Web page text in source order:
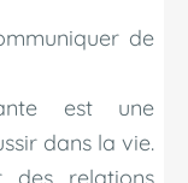
de
est une
dans la vie.